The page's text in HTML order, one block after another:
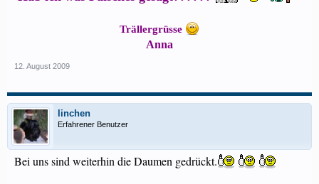
Trällergrüsse
Anna
12. August 2009
linchen
Erfahrener Benutzer
Bei uns sind weiterhin die Daumen gedrückt.